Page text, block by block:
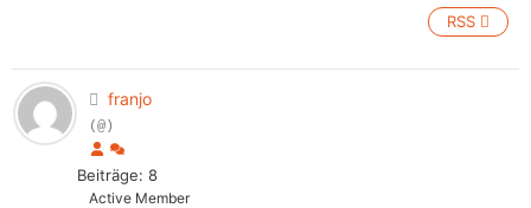
RSS
franjo
(@)
Beiträge: 8
Active Member